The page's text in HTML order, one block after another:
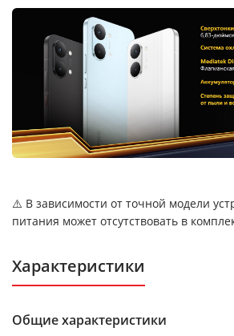
⚠️ В зависимости от точной модели
питания может отсутствовать в
Характеристики
Общие характеристики